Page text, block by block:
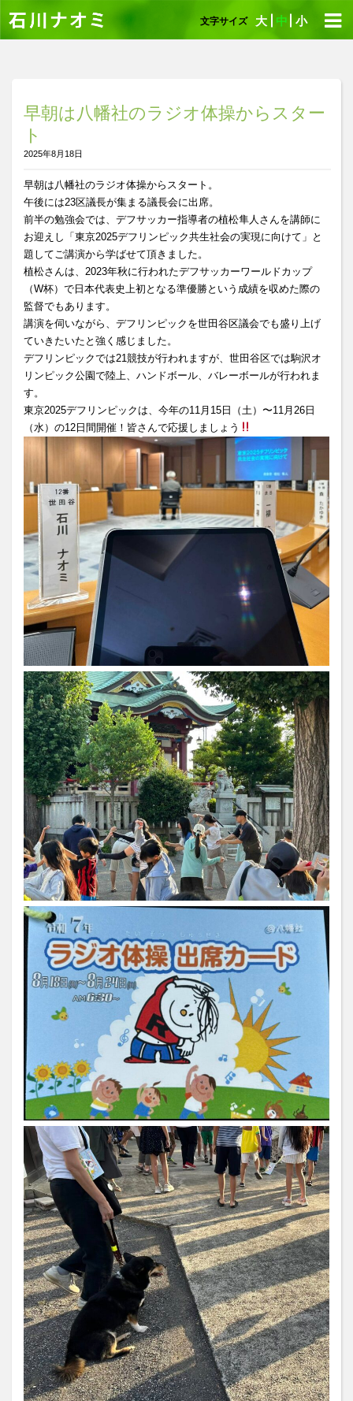
文字サイズ 大 中 小
早朝は八幡社のラジオ体操からスター
ト
2025年8月18日
早朝は八幡社のラジオ体操からスタート。
午後には23区議長が集まる議長会に出席。
前半の勉強会では、デフサッカー指導者の植松隼人さんを講師に
お迎えし「東京2025デフリンピック共生社会の実現に向けて」と
題してご講演から学ばせて頂きました。
植松さんは、2023年秋に行われたデフサッカーワールドカップ
（W杯）で日本代表史上初となる準優勝という成績を収めた際の
監督でもあります。
講演を伺いながら、デフリンピックを世田谷区議会でも盛り上げ
ていきたいたと強く感じました。
デフリンピックでは21競技が行われますが、世田谷区では駒沢オ
リンピック公園で陸上、ハンドボール、バレーボールが行われま
す。
東京2025デフリンピックは、今年の11月15日（土）〜11月26日
（水）の12日間開催！皆さんで応援しましょう